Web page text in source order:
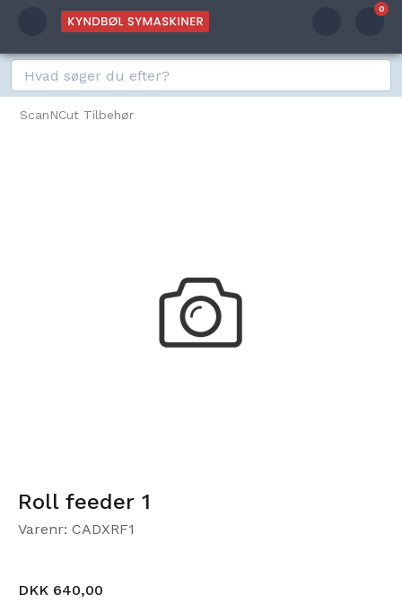
0
ScanNCut Tilbehør
Roll feeder 1
Varenr: CADXRF1
DKK 640,00